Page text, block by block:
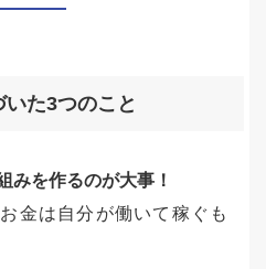
た3つのこと
を作るのが大事！
金は自分が働いて稼ぐも